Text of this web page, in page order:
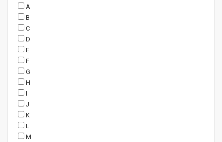
A
B
C
D
E
F
G
H
I
J
K
L
M